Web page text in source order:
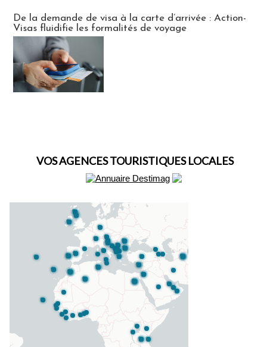
De la demande de visa à la carte d’arrivée : Action-
Visas fluidifie les formalités de voyage
VOS AGENCES TOURISTIQUES LOCALES